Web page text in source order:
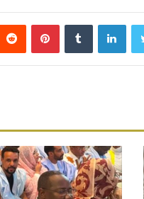
لينكدإن بينتيريست